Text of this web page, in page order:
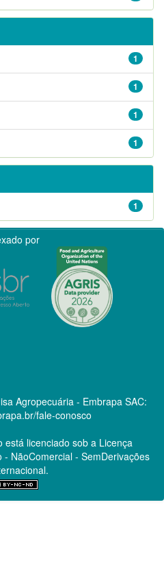
1
1
1
1
1
por
Agropecuária - Embrapa SAC:
fale-conosco
licenciado sob a Licença
NãoComercial - SemDerivações